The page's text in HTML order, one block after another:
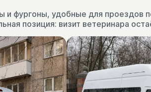
и фургоны, удобные для
позиция: визит ветеринара